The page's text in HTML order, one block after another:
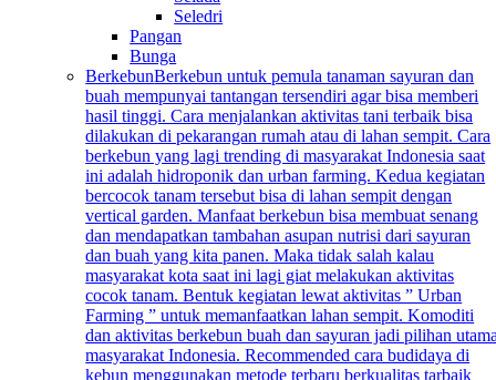
Seledri
Pangan
Bunga
BerkebunBerkebun untuk pemula tanaman sayuran dan
buah mempunyai tantangan tersendiri agar bisa memberi
hasil tinggi. Cara menjalankan aktivitas tani terbaik bisa
dilakukan di pekarangan rumah atau di lahan sempit. Cara
berkebun yang lagi trending di masyarakat Indonesia saat
ini adalah hidroponik dan urban farming. Kedua kegiatan
bercocok tanam tersebut bisa di lahan sempit dengan
vertical garden. Manfaat berkebun bisa membuat senang
dan mendapatkan tambahan asupan nutrisi dari sayuran
dan buah yang kita panen. Maka tidak salah kalau
masyarakat kota saat ini lagi giat melakukan aktivitas
cocok tanam. Bentuk kegiatan lewat aktivitas ” Urban
Farming ” untuk memanfaatkan lahan sempit. Komoditi
dan aktivitas berkebun buah dan sayuran jadi pilihan
masyarakat Indonesia. Recommended cara budidaya di
kebun menggunakan metode terbaru berkualitas tarbaik